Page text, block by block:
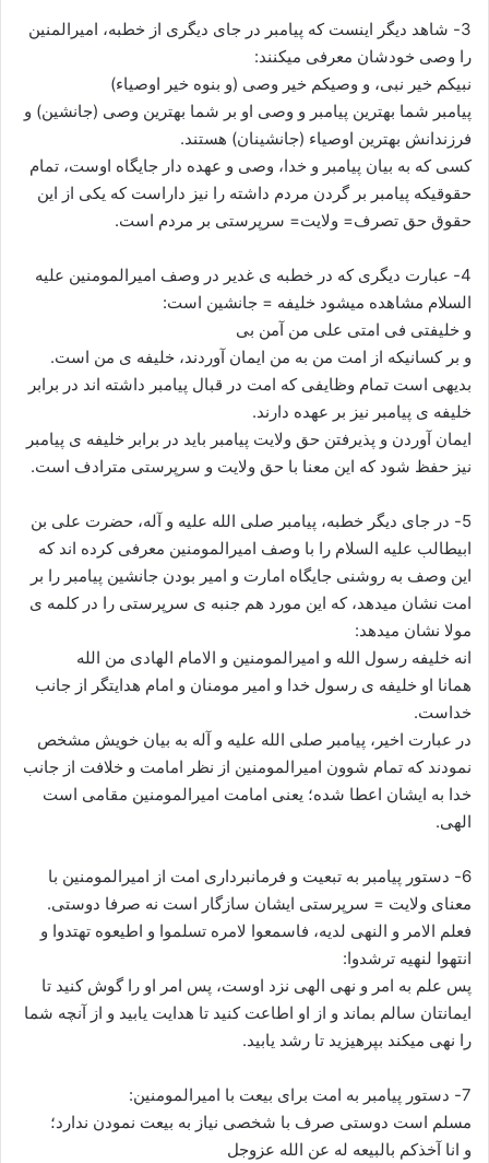
3- شاهد دیگر اینست که پیامبر در جای دیگری از خطبه، امیرالمنین
را وصی خودشان معرفی میکنند:
نبیکم خیر نبی، و وصیکم خیر وصی (و بنوه خیر اوصیاء)
پیامبر شما بهترین پیامبر و وصی او بر شما بهترین وصی (جانشین) و
فرزندانش بهترین اوصیاء (جانشینان) هستند.
کسی که به بیان پیامبر و خدا، وصی و عهده دار جایگاه اوست، تمام
حقوقیکه پیامبر بر گردن مردم داشته را نیز داراست که یکی از این
حقوق حق تصرف= ولایت= سرپرستی بر مردم است.
4- عبارت دیگری که در خطبه ی غدیر در وصف امیرالمومنین علیه
السلام مشاهده میشود خلیفه = جانشین است:
و خلیفتی فی امتی علی من آمن بی
و بر کسانیکه از امت من به من ایمان آوردند، خلیفه ی من است.
بدیهی است تمام وظایفی که امت در قبال پیامبر داشته اند در برابر
خلیفه ی پیامبر نیز بر عهده دارند.
ایمان آوردن و پذیرفتن حق ولایت پیامبر باید در برابر خلیفه ی پیامبر
نیز حفظ شود که این معنا با حق ولایت و سرپرستی مترادف است.
5- در جای دیگر خطبه، پیامبر صلی الله علیه و آله، حضرت علی بن
ابیطالب علیه السلام را با وصف امیرالمومنین معرفی کرده اند که
این وصف به روشنی جایگاه امارت و امیر بودن جانشین پیامبر را بر
امت نشان میدهد، که این مورد هم جنبه ی سرپرستی را در کلمه ی
مولا نشان میدهد:
انه خلیفه رسول الله و امیرالمومنین و الامام الهادی من الله
همانا او خلیفه ی رسول خدا و امیر مومنان و امام هدایتگر از جانب
خداست.
در عبارت اخیر، پیامبر صلی الله علیه و آله به بیان خویش مشخص
نمودند که تمام شوون امیرالمومنین از نظر امامت و خلافت از جانب
خدا به ایشان اعطا شده؛ یعنی امامت امیرالمومنین مقامی است
الهی.
6- دستور پیامبر به تبعیت و فرمانبرداری امت از امیرالمومنین با
معنای ولایت = سرپرستی ایشان سازگار است نه صرفا دوستی.
فعلم الامر و النهی لدیه، فاسمعوا لامره تسلموا و اطیعوه تهتدوا و
انتهوا لنهیه ترشدوا:
پس علم به امر و نهی الهی نزد اوست، پس امر او را گوش کنید تا
ایمانتان سالم بماند و از او اطاعت کنید تا هدایت یابید و از آنچه شما
را نهی میکند بپرهیزید تا رشد یابید.
7- دستور پیامبر به امت برای بیعت با امیرالمومنین:
مسلم است دوستی صرف با شخصی نیاز به بیعت نمودن ندارد؛
و انا آخذکم بالبیعه له عن الله عزوجل